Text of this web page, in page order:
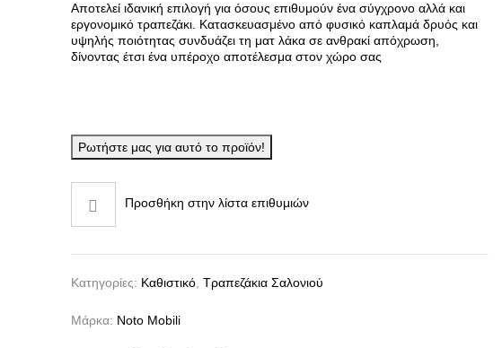
Αποτελεί ιδανική επιλογή για όσους επιθυμούν ένα σύγχρονο αλλά και
εργονομικό τραπεζάκι. Κατασκευασμένο από φυσικό καπλαμά δρυός και
υψηλής ποιότητας συνδυάζει τη ματ λάκα σε ανθρακί απόχρωση,
δίνοντας έτσι ένα υπέροχο αποτέλεσμα στον χώρο σας
Ρωτήστε μας για αυτό το προϊόν!
Προσθήκη στην λίστα επιθυμιών
Κατηγορίες: Καθιστικό, Τραπεζάκια Σαλονιού
Μάρκα: Noto Mobili